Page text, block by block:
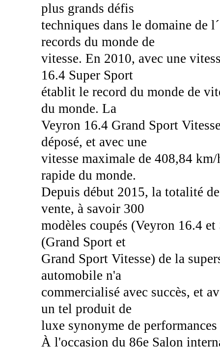
plus grands défis
techniques dans le domaine de
records du monde de
vitesse. En 2010, avec une
16.4 Super Sport
établit le record du monde de
du monde. La
Veyron 16.4 Grand Sport
déposé, et avec une
vitesse maximale de 408,84
rapide du monde.
Depuis début 2015, la totalité
vente, à savoir 300
modèles coupés (Veyron 16.4
(Grand Sport et
Grand Sport Vitesse) de la
automobile n'a
commercialisé avec succès, et
un tel produit de
luxe synonyme de
À l'occasion du 86e Salon